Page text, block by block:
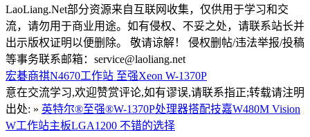
LaoLiang.Net部分资源来自互联网收集，仅供用于学习和交
流，请勿用于商业用途。如有侵权、不妥之处，请联系站长并
出示版权证明以便删除。 敬请谅解！ 侵权删帖/违法举报/投稿
等事务联系邮箱：service@laoliang.net
宏碁商祺N4670工作站 至强Xeon W-1370P
意在交流学习,欢迎赞赏评论,如有谬误,请联系指正;转载请注明
出处: » 英特尔®至强®W-1370P处理器搭配技嘉W480M Vision
W工作站主板LGA1200 不错的选择